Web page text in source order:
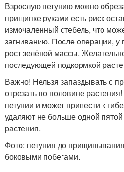
Взрослую петунию можно
прищипке руками есть риск
измочаленный стебель, что
загниванию. После операции, у
рост зелёной массы.
последующей подкормкой
Важно! Нельзя запаздывать с
отрезать по половине
петунии и может привести к
удаляют не больше одной
растения.
Фото: петуния до
боковыми побегами.